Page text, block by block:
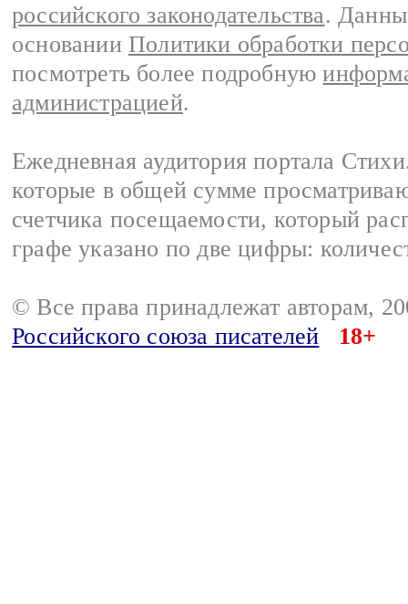
российского законодательства.
основании Политики обработки
посмотреть более подробную
администрацией.
Ежедневная аудитория портала
которые в общей сумме
счетчика посещаемости, который
графе указано по две цифры:
© Все права принадлежат авторам,
Российского союза писателей
18+